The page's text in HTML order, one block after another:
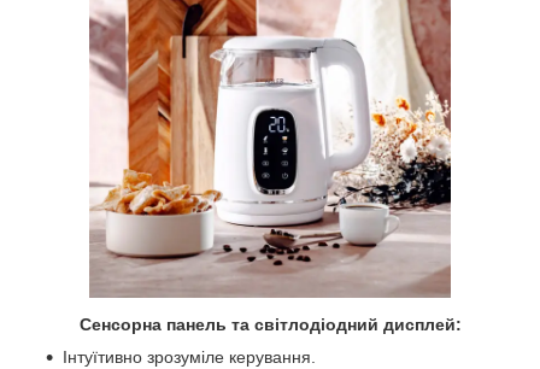
Сенсорна панель та світлодіодний дисплей:
Інтуїтивно зрозуміле керування.